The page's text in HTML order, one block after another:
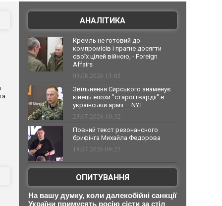
АНАЛІТИКА
Кремль не готовий до
компромісів і прагне досягти
своїх цілей війною, - Foreign
Affairs
03.08.2026 13:02
Звільнення Сирського знаменує
кінець епохи "старої гвардії" в
українській армії — NYT
23.07.2026 10:32
Повний текст резонансного
брифінга Михайла Федорова
18.07.2026 09:27
ОПИТУВАННЯ
На вашу думку, коли далекобійні санкції
України примусять росію сісти за стіл